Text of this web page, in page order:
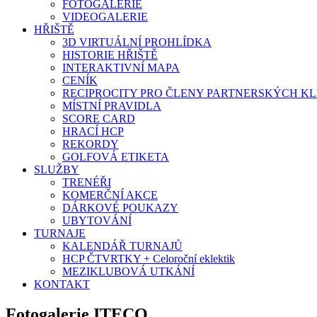
FOTOGALERIE
VIDEOGALERIE
HŘIŠTĚ
3D VIRTUÁLNÍ PROHLÍDKA
HISTORIE HŘIŠTĚ
INTERAKTIVNÍ MAPA
CENÍK
RECIPROCITY PRO ČLENY PARTNERSKÝCH
MÍSTNÍ PRAVIDLA
SCORE CARD
HRACÍ HCP
REKORDY
GOLFOVÁ ETIKETA
SLUŽBY
TRENÉŘI
KOMERČNÍ AKCE
DÁRKOVÉ POUKAZY
UBYTOVÁNÍ
TURNAJE
KALENDÁŘ TURNAJŮ
HCP ČTVRTKY + Celoroční eklektik
MEZIKLUBOVÁ UTKÁNÍ
KONTAKT